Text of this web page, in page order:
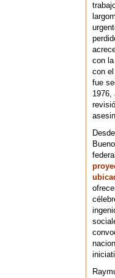
con
con
fue
1976,